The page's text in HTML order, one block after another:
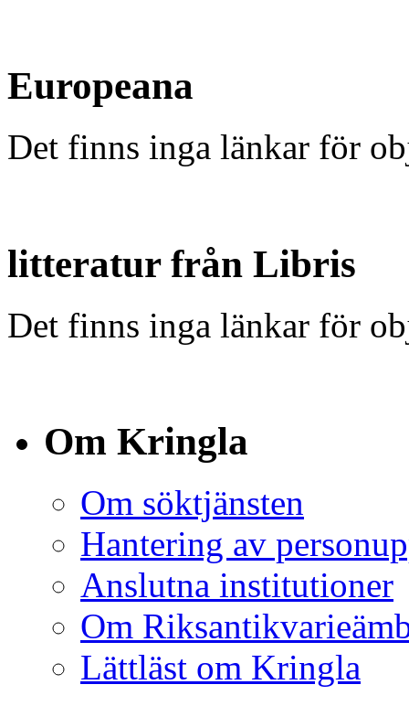
Europeana
Det finns inga länkar för
litteratur från Libris
Det finns inga länkar för
Om Kringla
Om söktjänsten
Hantering av
Anslutna institutioner
Om
Lättläst om Kringla